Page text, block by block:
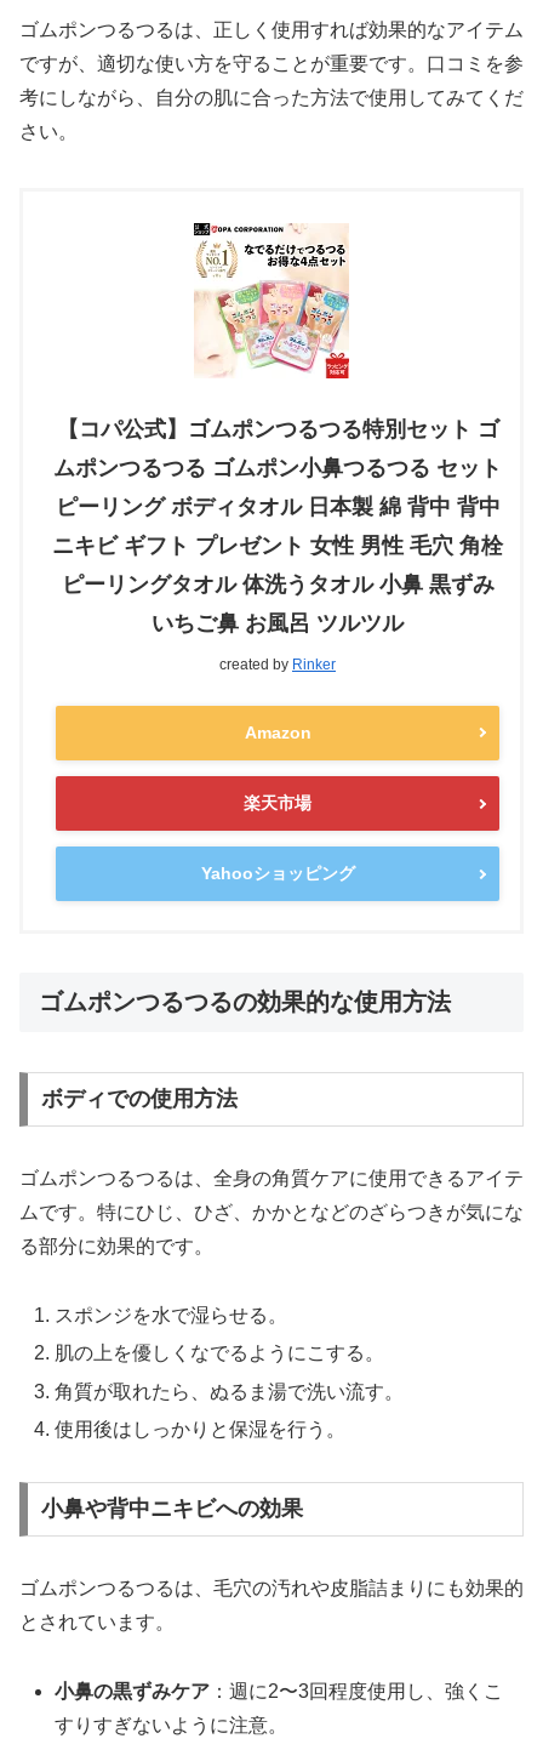
ゴムポンつるつるは、正しく使用すれば効果的なアイテム
ですが、適切な使い方を守ることが重要です。口コミを参
考にしながら、自分の肌に合った方法で使用してみてくだ
さい。
【コパ公式】ゴムポンつるつる特別セット ゴ
ムポンつるつる ゴムポン小鼻つるつる セット
ピーリング ボディタオル 日本製 綿 背中 背中
ニキビ ギフト プレゼント 女性 男性 毛穴 角栓
ピーリングタオル 体洗うタオル 小鼻 黒ずみ
いちご鼻 お風呂 ツルツル
created by Rinker
Amazon
楽天市場
Yahooショッピング
ゴムポンつるつるの効果的な使用方法
ボディでの使用方法
ゴムポンつるつるは、全身の角質ケアに使用できるアイテ
ムです。特にひじ、ひざ、かかとなどのざらつきが気にな
る部分に効果的です。
スポンジを水で湿らせる。
肌の上を優しくなでるようにこする。
角質が取れたら、ぬるま湯で洗い流す。
使用後はしっかりと保湿を行う。
小鼻や背中ニキビへの効果
ゴムポンつるつるは、毛穴の汚れや皮脂詰まりにも効果的
とされています。
小鼻の黒ずみケア ：週に2〜3回程度使用し、強くこ
すりすぎないように注意。